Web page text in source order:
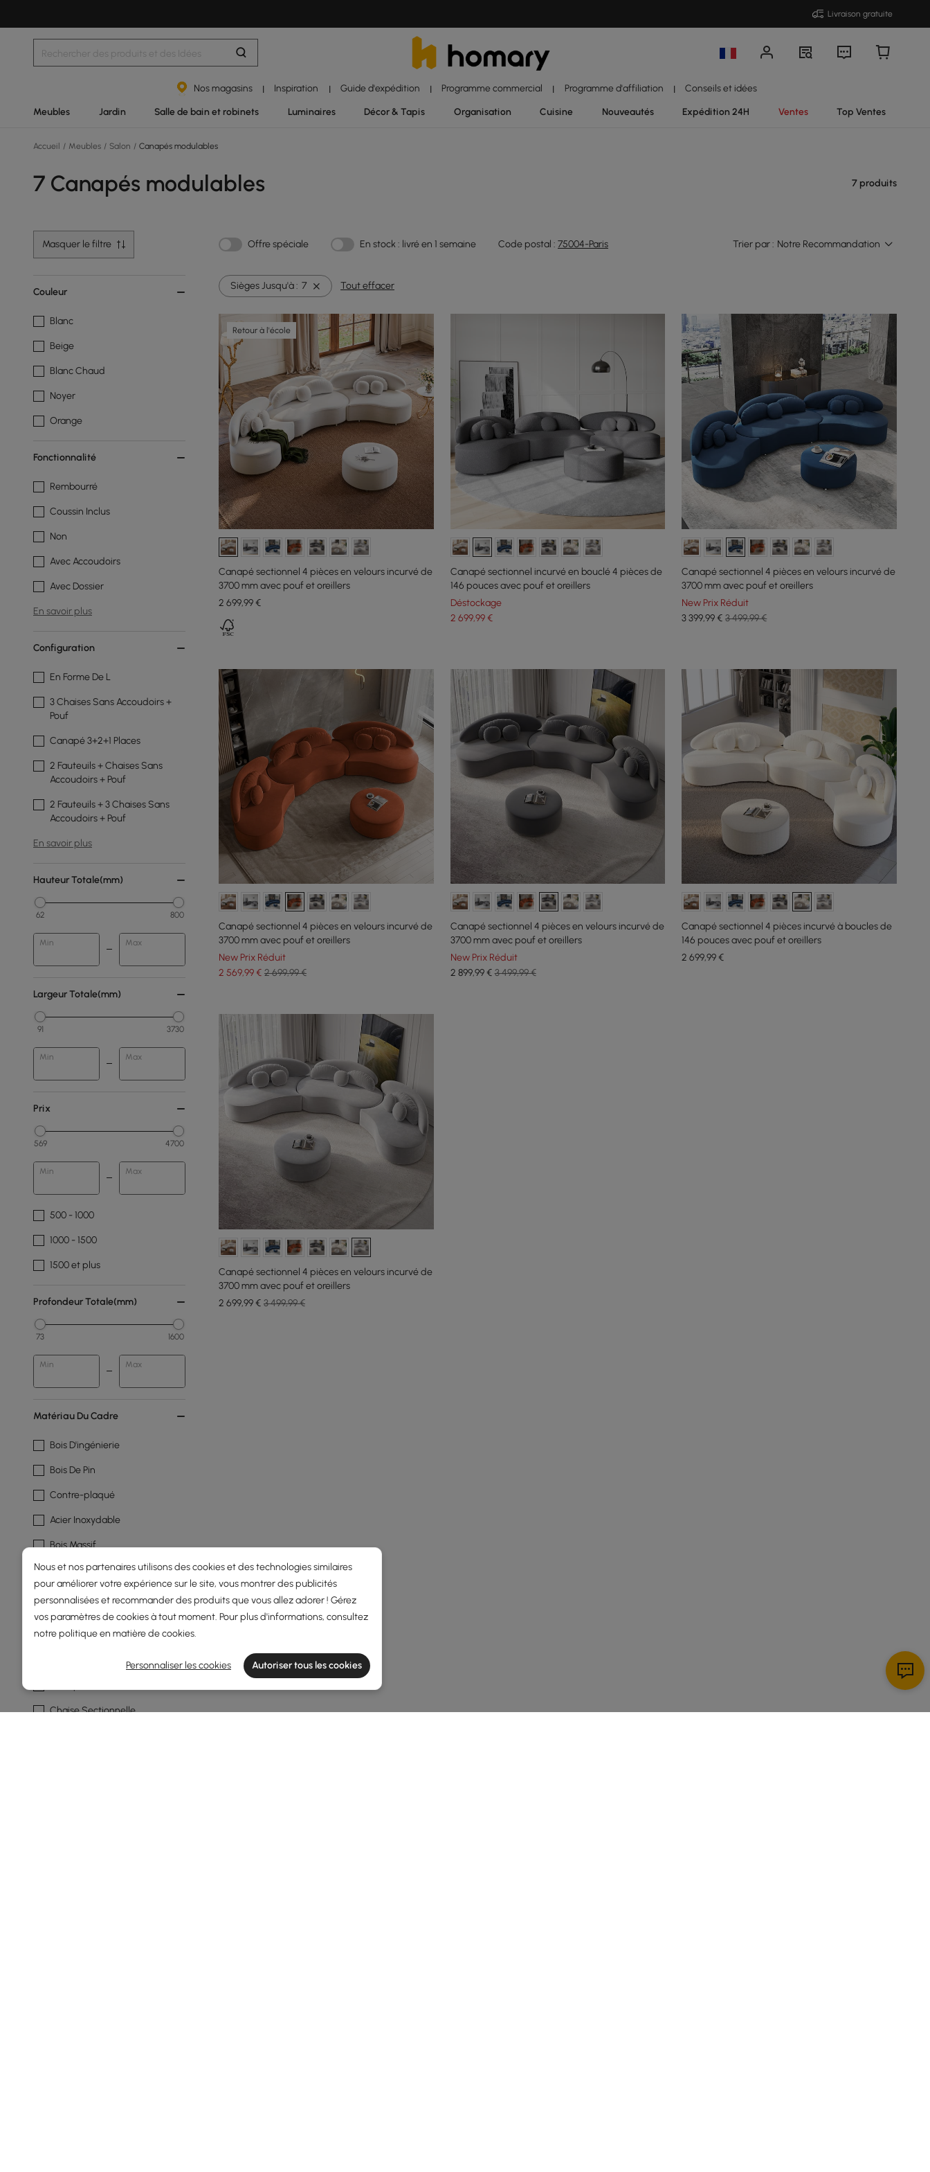
Livraison gratuite
Nos magasins | Inspiration | Guide d'expédition | Programme commercial | Programme d'affiliation | Conseils et idées
Meubles Jardin Salle de bain et robinets Luminaires Décor & Tapis Organisation Cuisine Nouveautés Expédition 24H Ventes Top Ventes
Accueil / Meubles / Salon / Canapés modulables
7 Canapés modulables 7 produits
Masquer le filtre Offre spéciale En stock : livré en 1 semaine Code postal : 75004-Paris Trier par : Notre Recommandation
Couleur
Blanc
Beige
Blanc Chaud
Noyer
Orange
Fonctionnalité
Rembourré
Coussin Inclus
Non
Avec Accoudoirs
Avec Dossier
En savoir plus
Configuration
En Forme De L
3 Chaises Sans Accoudoirs +
Pouf
Canapé 3+2+1 Places
2 Fauteuils + Chaises Sans
Accoudoirs + Pouf
2 Fauteuils + 3 Chaises Sans
Accoudoirs + Pouf
En savoir plus
Hauteur Totale(mm)
62 800
Min Max
Largeur Totale(mm)
91 3730
Min Max
Prix
569 4700
Min Max
500 - 1000
1000 - 1500
1500 et plus
Profondeur Totale(mm)
73 1600
Min Max
Matériau Du Cadre
Bois D'ingénierie
Bois De Pin
Contre-plaqué
Acier Inoxydable
Bois Massif
En savoir plus
Type De Canapé
Sectionnel Modulaire
Chaise Sectionnelle
Sièges Jusqu'à : 7 Tout effacer
Retour à l'école
Canapé sectionnel 4 pièces en velours incurvé de
3700 mm avec pouf et oreillers
2 699,99€
Canapé sectionnel incurvé en bouclé 4 pièces de
146 pouces avec pouf et oreillers
Déstockage
2 699,99€
Canapé sectionnel 4 pièces en velours incurvé de
3700 mm avec pouf et oreillers
New Prix Réduit
3 399,99€ 3 499,99 €
Canapé sectionnel 4 pièces en velours incurvé de
3700 mm avec pouf et oreillers
New Prix Réduit
2 569,99€ 2 699,99 €
Canapé sectionnel 4 pièces en velours incurvé de
3700 mm avec pouf et oreillers
New Prix Réduit
2 899,99€ 3 499,99 €
Canapé sectionnel 4 pièces incurvé à boucles de
146 pouces avec pouf et oreillers
2 699,99€
Canapé sectionnel 4 pièces en velours incurvé de
3700 mm avec pouf et oreillers
2 699,99€ 3 499,99 €
Nous et nos partenaires utilisons des cookies et des technologies similaires
pour améliorer votre expérience sur le site, vous montrer des publicités
personnalisées et recommander des produits que vous allez adorer ! Gérez
vos paramètres de cookies à tout moment. Pour plus d'informations, consultez
notrepolitique en matière de cookies.
Personnaliser les cookies Autoriser tous les cookies